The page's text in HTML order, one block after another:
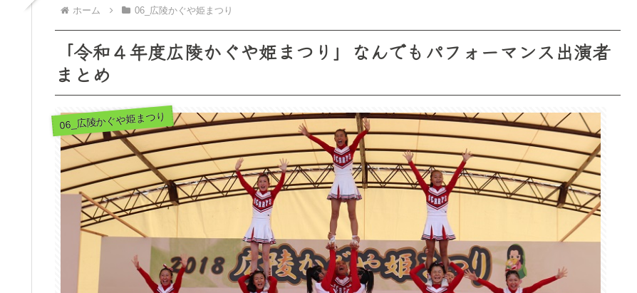
ホーム 06_広陵かぐや姫まつり
「令和４年度広陵かぐや姫まつり」なんでもパフォーマンス出演者
まとめ
06_広陵かぐや姫まつり